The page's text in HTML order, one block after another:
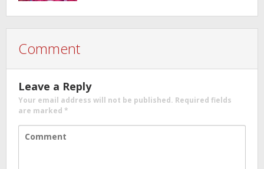
Comment
Leave a Reply
Your email address will not be published. Required fields
are marked *